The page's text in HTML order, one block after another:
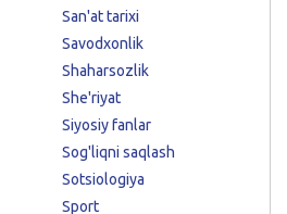
San'at tarixi
Savodxonlik
Shaharsozlik
She'riyat
Siyosiy fanlar
Sog'liqni saqlash
Sotsiologiya
Sport